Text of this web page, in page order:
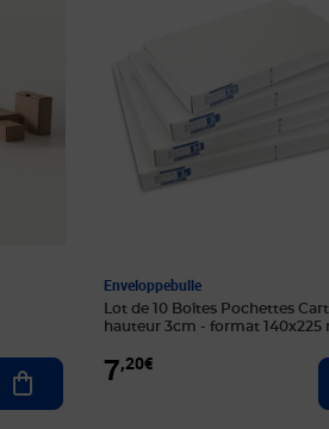
Ajouter au panier
Enveloppebulle
Lot de 10 Boîtes Pochettes
hauteur 3cm - format 140x225
7,20€